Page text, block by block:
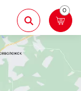
Назад
Aberhof
0